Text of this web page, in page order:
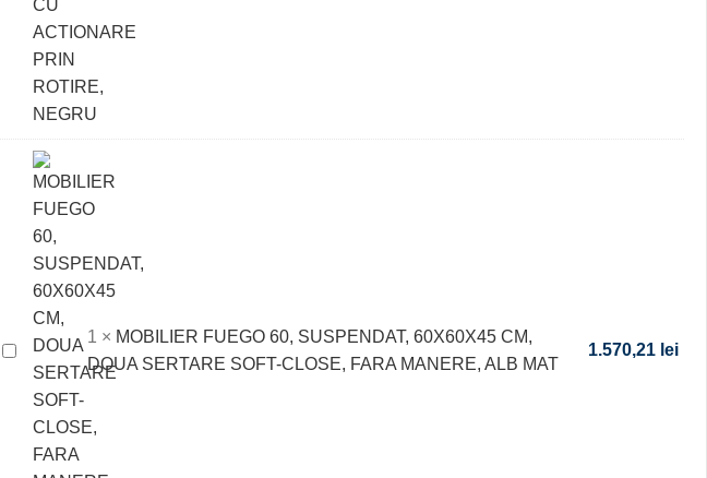
ALB
MAT
SIFON
CADA
DIAM.52
ACTIONARE
PRIN
ROTIRE,
NEGRU
MOBILIER
FUEGO
SUSPENDAT,
60X60X45
1 × MOBILIER FUEGO 60, SUSPENDAT, 60X60X45 CM,
DOUA SERTARE SOFT-CLOSE, FARA MANERE, ALB MAT
1.570,21 lei